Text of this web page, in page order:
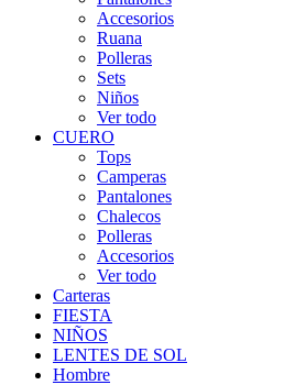
Accesorios
Ruana
Polleras
Sets
Niños
Ver todo
CUERO
Tops
Camperas
Pantalones
Chalecos
Polleras
Accesorios
Ver todo
Carteras
FIESTA
NIÑOS
LENTES DE SOL
Hombre